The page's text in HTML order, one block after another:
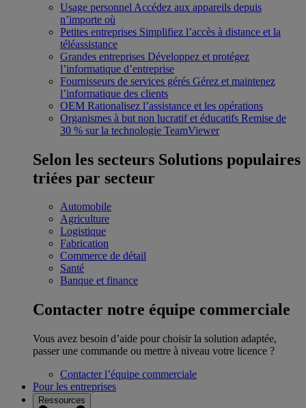
Usage personnel Accédez aux appareils depuis
n’importe où
Petites entreprises Simplifiez l’accès à distance et la
téléassistance
Grandes entreprises Développez et protégez
l’informatique d’entreprise
Fournisseurs de services gérés Gérez et maintenez
l’informatique des clients
OEM Rationalisez l’assistance et les opérations
Organismes à but non lucratif et éducatifs Remise de
30 % sur la technologie TeamViewer
Selon les secteurs Solutions populaires
triées par secteur
Automobile
Agriculture
Logistique
Fabrication
Commerce de détail
Santé
Banque et finance
Contacter notre équipe commerciale
Vous avez besoin d’aide pour choisir la solution adaptée,
passer une commande ou mettre à niveau votre licence ?
Contacter l’équipe commerciale
Pour les entreprises
Ressources